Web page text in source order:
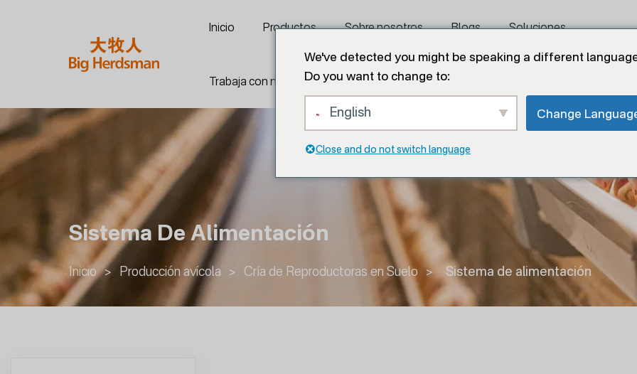
Inicio Productos Sobre nosotros Blogs Soluciones
Trabaja con nosotros Contáctenos
Sistema De Alimentación
Inicio > Producción avícola > Cría de Reproductoras en Suelo > Sistema de alimentación
We've detected you might be speaking a different
Do you want to change to:
English Change
Close and do not switch language